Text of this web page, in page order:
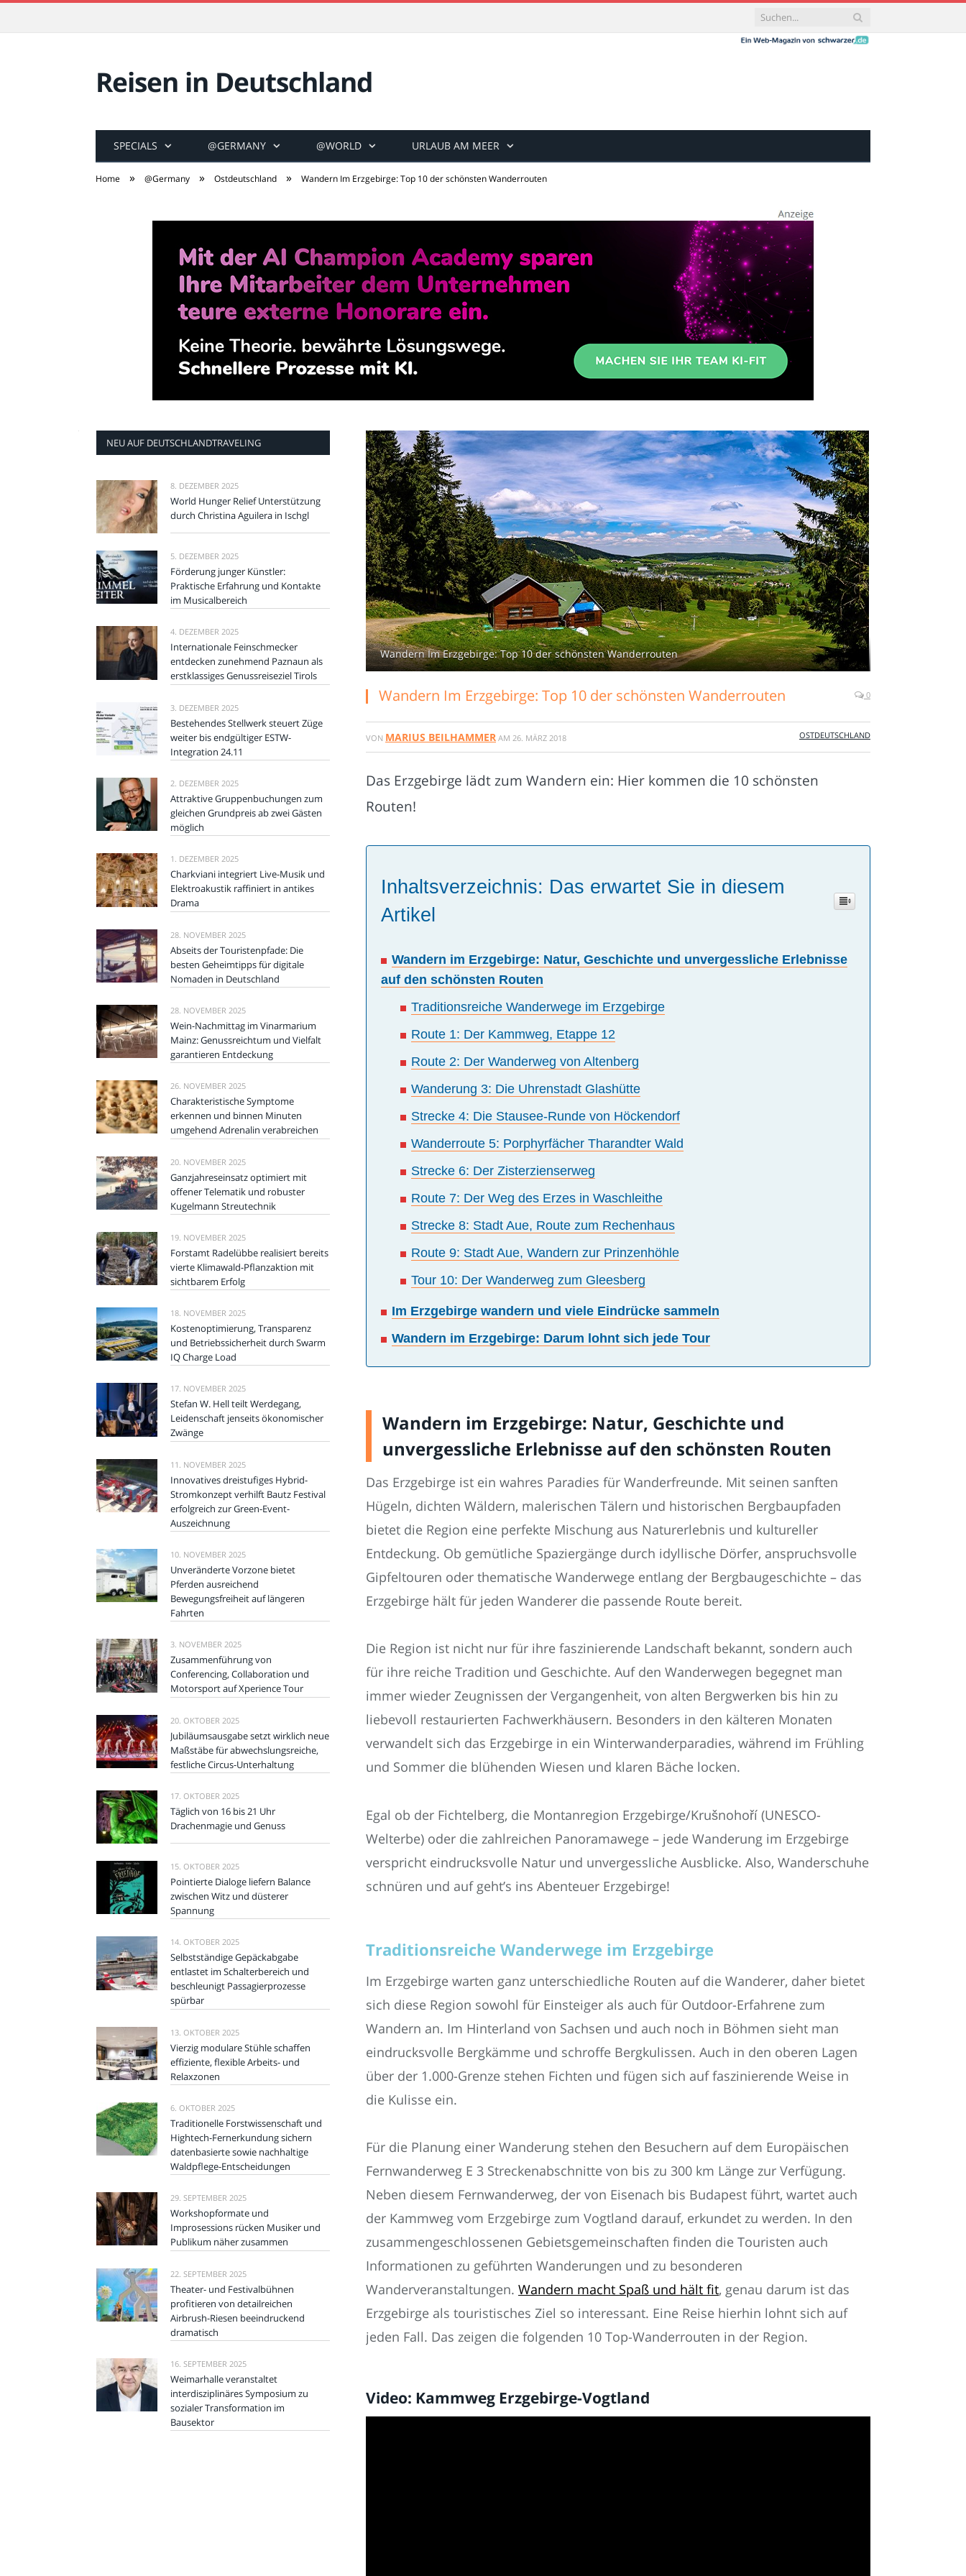
Reisen in Deutschland
SPECIALS @GERMANY @WORLD URLAUB AM MEER
Home » @Germany » Ostdeutschland » Wandern Im Erzgebirge: Top 10 der schönsten Wanderrouten
Wandern Im Erzgebirge: Top 10 der schönsten Wanderrouten
Wandern Im Erzgebirge: Top 10 der schönsten Wanderrouten 0
VON MARIUS BEILHAMMER AM 26. MÄRZ 2018 OSTDEUTSCHLAND
Das Erzgebirge lädt zum Wandern ein: Hier kommen die 10 schönsten
Routen!
Inhaltsverzeichnis: Das erwartet Sie in diesem
Artikel
Wandern im Erzgebirge: Natur, Geschichte und unvergessliche Erlebnisse
auf den schönsten Routen
Traditionsreiche Wanderwege im Erzgebirge
Route 1: Der Kammweg, Etappe 12
Route 2: Der Wanderweg von Altenberg
Wanderung 3: Die Uhrenstadt Glashütte
Strecke 4: Die Stausee-Runde von Höckendorf
Wanderroute 5: Porphyrfächer Tharandter Wald
Strecke 6: Der Zisterzienserweg
Route 7: Der Weg des Erzes in Waschleithe
Strecke 8: Stadt Aue, Route zum Rechenhaus
Route 9: Stadt Aue, Wandern zur Prinzenhöhle
Tour 10: Der Wanderweg zum Gleesberg
Im Erzgebirge wandern und viele Eindrücke sammeln
Wandern im Erzgebirge: Darum lohnt sich jede Tour
Wandern im Erzgebirge: Natur, Geschichte und
unvergessliche Erlebnisse auf den schönsten Routen
Das Erzgebirge ist ein wahres Paradies für Wanderfreunde. Mit seinen sanften
Hügeln, dichten Wäldern, malerischen Tälern und historischen Bergbaupfaden
bietet die Region eine perfekte Mischung aus Naturerlebnis und kultureller
Entdeckung. Ob gemütliche Spaziergänge durch idyllische Dörfer, anspruchsvolle
Gipfeltouren oder thematische Wanderwege entlang der Bergbaugeschichte – das
Erzgebirge hält für jeden Wanderer die passende Route bereit.
Die Region ist nicht nur für ihre faszinierende Landschaft bekannt, sondern auch
für ihre reiche Tradition und Geschichte. Auf den Wanderwegen begegnet man
immer wieder Zeugnissen der Vergangenheit, von alten Bergwerken bis hin zu
liebevoll restaurierten Fachwerkhäusern. Besonders in den kälteren Monaten
verwandelt sich das Erzgebirge in ein Winterwanderparadies, während im Frühling
und Sommer die blühenden Wiesen und klaren Bäche locken.
Egal ob der Fichtelberg, die Montanregion Erzgebirge/Krušnohoří (UNESCO-
Welterbe) oder die zahlreichen Panoramawege – jede Wanderung im Erzgebirge
verspricht eindrucksvolle Natur und unvergessliche Ausblicke. Also, Wanderschuhe
schnüren und auf geht’s ins Abenteuer Erzgebirge!
Traditionsreiche Wanderwege im Erzgebirge
Im Erzgebirge warten ganz unterschiedliche Routen auf die Wanderer, daher bietet
sich diese Region sowohl für Einsteiger als auch für Outdoor-Erfahrene zum
Wandern an. Im Hinterland von Sachsen und auch noch in Böhmen sieht man
eindrucksvolle Bergkämme und schroffe Bergkulissen. Auch in den oberen Lagen
über der 1.000-Grenze stehen Fichten und fügen sich auf faszinierende Weise in
die Kulisse ein.
Für die Planung einer Wanderung stehen den Besuchern auf dem Europäischen
Fernwanderweg E 3 Streckenabschnitte von bis zu 300 km Länge zur Verfügung.
Neben diesem Fernwanderweg, der von Eisenach bis Budapest führt, wartet auch
der Kammweg vom Erzgebirge zum Vogtland darauf, erkundet zu werden. In den
zusammengeschlossenen Gebietsgemeinschaften finden die Touristen auch
Informationen zu geführten Wanderungen und zu besonderen
Wanderveranstaltungen. Wandern macht Spaß und hält fit, genau darum ist das
Erzgebirge als touristisches Ziel so interessant. Eine Reise hierhin lohnt sich auf
jeden Fall. Das zeigen die folgenden 10 Top-Wanderrouten in der Region.
Video: Kammweg Erzgebirge-Vogtland
NEU AUF DEUTSCHLANDTRAVELING
8. DEZEMBER 2025
World Hunger Relief Unterstützung
durch Christina Aguilera in Ischgl
5. DEZEMBER 2025
Förderung junger Künstler:
Praktische Erfahrung und Kontakte
im Musicalbereich
4. DEZEMBER 2025
Internationale Feinschmecker
entdecken zunehmend Paznaun als
erstklassiges Genussreiseziel Tirols
3. DEZEMBER 2025
Bestehendes Stellwerk steuert Züge
weiter bis endgültiger ESTW-
Integration 24.11
2. DEZEMBER 2025
Attraktive Gruppenbuchungen zum
gleichen Grundpreis ab zwei Gästen
möglich
1. DEZEMBER 2025
Charkviani integriert Live-Musik und
Elektroakustik raffiniert in antikes
Drama
28. NOVEMBER 2025
Abseits der Touristenpfade: Die
besten Geheimtipps für digitale
Nomaden in Deutschland
28. NOVEMBER 2025
Wein-Nachmittag im Vinarmarium
Mainz: Genussreichtum und Vielfalt
garantieren Entdeckung
26. NOVEMBER 2025
Charakteristische Symptome
erkennen und binnen Minuten
umgehend Adrenalin verabreichen
20. NOVEMBER 2025
Ganzjahreseinsatz optimiert mit
offener Telematik und robuster
Kugelmann Streutechnik
19. NOVEMBER 2025
Forstamt Radelübbe realisiert bereits
vierte Klimawald-Pflanzaktion mit
sichtbarem Erfolg
18. NOVEMBER 2025
Kostenoptimierung, Transparenz
und Betriebssicherheit durch Swarm
IQ Charge Load
17. NOVEMBER 2025
Stefan W. Hell teilt Werdegang,
Leidenschaft jenseits ökonomischer
Zwänge
11. NOVEMBER 2025
Innovatives dreistufiges Hybrid-
Stromkonzept verhilft Bautz Festival
erfolgreich zur Green-Event-
Auszeichnung
10. NOVEMBER 2025
Unveränderte Vorzone bietet
Pferden ausreichend
Bewegungsfreiheit auf längeren
Fahrten
3. NOVEMBER 2025
Zusammenführung von
Conferencing, Collaboration und
Motorsport auf Xperience Tour
20. OKTOBER 2025
Jubiläumsausgabe setzt wirklich neue
Maßstäbe für abwechslungsreiche,
festliche Circus-Unterhaltung
17. OKTOBER 2025
Täglich von 16 bis 21 Uhr
Drachenmagie und Genuss
15. OKTOBER 2025
Pointierte Dialoge liefern Balance
zwischen Witz und düsterer
Spannung
14. OKTOBER 2025
Selbstständige Gepäckabgabe
entlastet im Schalterbereich und
beschleunigt Passagierprozesse
spürbar
13. OKTOBER 2025
Vierzig modulare Stühle schaffen
effiziente, flexible Arbeits- und
Relaxzonen
6. OKTOBER 2025
Traditionelle Forstwissenschaft und
Hightech-Fernerkundung sichern
datenbasierte sowie nachhaltige
Waldpflege-Entscheidungen
29. SEPTEMBER 2025
Workshopformate und
Improsessions rücken Musiker und
Publikum näher zusammen
22. SEPTEMBER 2025
Theater- und Festivalbühnen
profitieren von detailreichen
Airbrush-Riesen beeindruckend
dramatisch
16. SEPTEMBER 2025
Weimarhalle veranstaltet
interdisziplinäres Symposium zu
sozialer Transformation im
Bausektor